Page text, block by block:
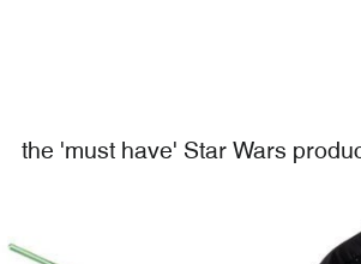
the 'must have' Star Wars